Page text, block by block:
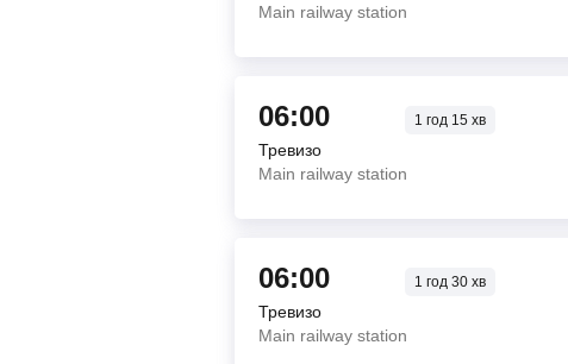
Main railway station
06:00 1 год15 хв
Тревизо
Main railway station
06:00 1 год30 хв
Тревизо
Main railway station